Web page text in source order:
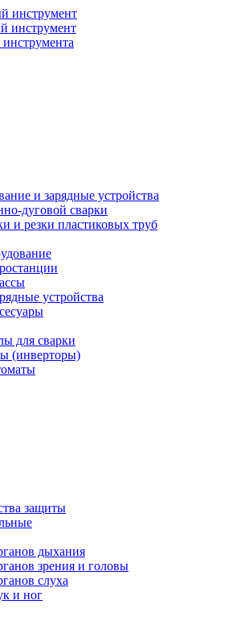
инструмент
инструмент
и зарядные устройства
дуговой сварки
и резки пластиковых труб
устройства
для сварки
(инверторы)
защиты
дыхания
зрения и головы
слуха
и ног